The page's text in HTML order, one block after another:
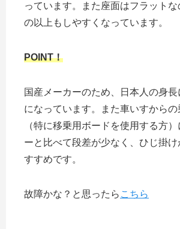
っています。また座面はフラット
の以上もしやすくなっています。
POINT！
国産メーカーのため、日本人の身長
になっています。また車いすから
（特に移乗用ボードを使用する方
ーと比べて段差が少なく、ひじ掛
すすめです。
故障かな？と思ったら こちら